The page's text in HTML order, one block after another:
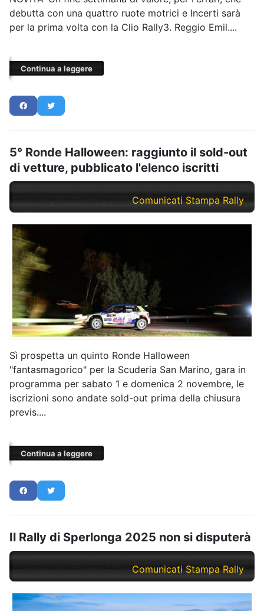
debutta con una quattro ruote motrici e Incerti sarà
per la prima volta con la Clio Rally3. Reggio Emil....
Continua a leggere
5° Ronde Halloween: raggiunto il sold-out
di vetture, pubblicato l'elenco iscritti
Giovedì, 30 Ottobre 2025 Comunicati Stampa Rally
Sì prospetta un quinto Ronde Halloween
"fantasmagorico" per la Scuderia San Marino, gara in
programma per sabato 1 e domenica 2 novembre, le
iscrizioni sono andate sold-out prima della chiusura
previs....
Continua a leggere
Il Rally di Sperlonga 2025 non si disputerà
Giovedì, 30 Ottobre 2025 Comunicati Stampa Rally